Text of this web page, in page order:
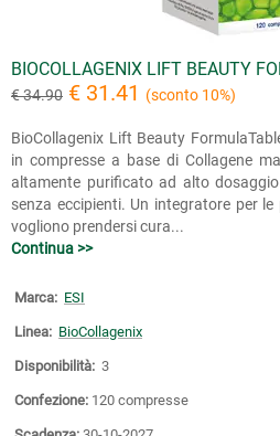
BIOCOLLAGENIX LIFT BEAUTY
€ 34.90 € 31.41 (sconto 10%)
BioCollagenix Lift Beauty
in compresse a base di Collagene
altamente purificato ad alto
senza eccipienti. Un integratore per
vogliono prendersi cura...
Continua >>
Marca: ESI
Linea: BioCollagenix
Disponibilità: 3
Confezione: 120 compresse